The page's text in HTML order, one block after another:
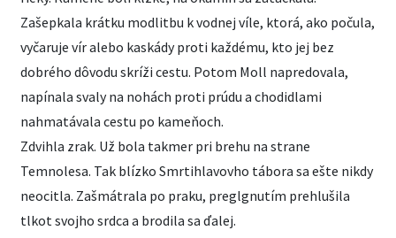
Zašepkala krátku modlitbu k vodnej víle, ktorá, ako počula,
vyčaruje vír alebo kaskády proti každému, kto jej bez
dobrého dôvodu skríži cestu. Potom Moll napredovala,
napínala svaly na nohách proti prúdu a chodidlami
nahmatávala cestu po kameňoch.
Zdvihla zrak. Už bola takmer pri brehu na strane
Temnolesa. Tak blízko Smrtihlavovho tábora sa ešte nikdy
neocitla. Zašmátrala po praku, preglgnutím prehlušila
tlkot svojho srdca a brodila sa ďalej.